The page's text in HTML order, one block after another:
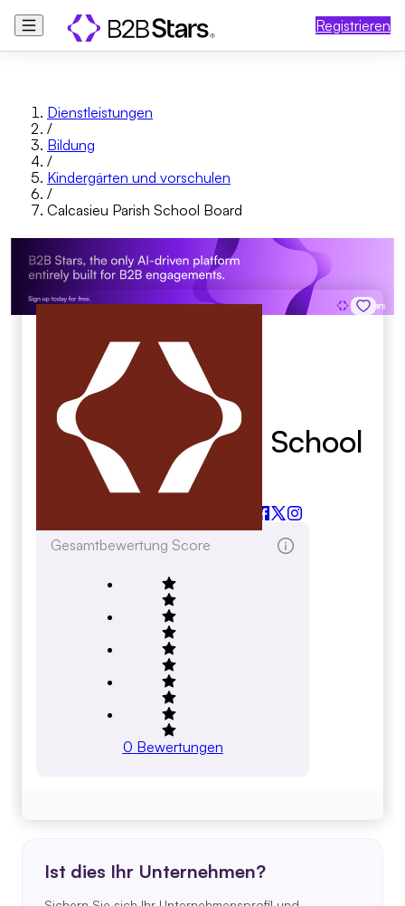
Registrieren
Dienstleistungen
/
Bildung
/
Kindergärten und vorschulen
/
Calcasieu Parish School Board
Calcasieu Parish School
Board
Gesamtbewertung Score
0 Bewertungen
Ist dies Ihr Unternehmen?